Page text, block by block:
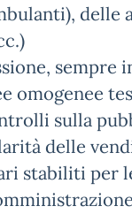
sempre
omogenee
sulla
delle
stabiliti per